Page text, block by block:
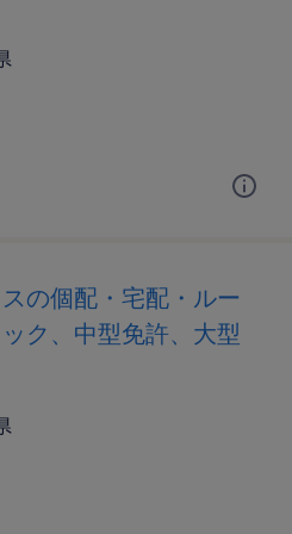
の個配・宅配・ルー
ク、中型免許、大型